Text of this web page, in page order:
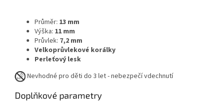
Průměr: 13 mm
Výška: 11 mm
Průvlek: 7,2 mm
Velkoprůvlekové korálky
Perleťový lesk
Nevhodné pro děti do 3 let - nebezpečí vdechnutí
Doplňkové parametry